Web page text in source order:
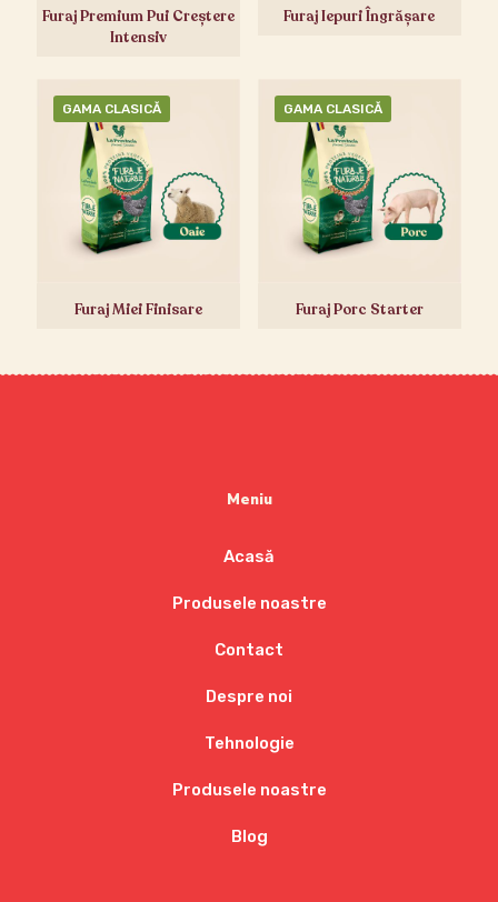
Furaj Premium Pui Creștere
Intensiv
Furaj Iepuri Îngrășare
GAMA CLASICĂ
Furaj Miei Finisare
GAMA CLASICĂ
Furaj Porc Starter
Meniu
Acasă
Produsele noastre
Contact
Despre noi
Tehnologie
Produsele noastre
Blog